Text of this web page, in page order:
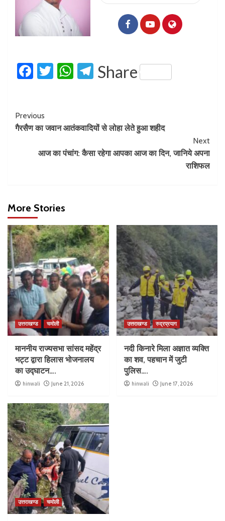
Facebook
Twitter
WhatsApp
Telegram
Share
Previous
गैरसैण का जवान आतंकवादियों से लोहा लेते हुआ शहीद
Next
आज का पंचांग: कैसा रहेगा आपका आज का दिन, जानिये अपना
राशिफल
More Stories
उत्तराखण्ड चमोली
माननीय राज्यसभा सांसद महेंद्र
भट्ट द्वारा हिलास भोजनालय
का उद्घाटन….
hinwali June 21, 2026
उत्तराखण्ड रुद्रप्रयाग
नदी किनारे मिला अज्ञात व्यक्ति
का शव, पहचान में जुटी
पुलिस….
hinwali June 17, 2026
उत्तराखण्ड चमोली